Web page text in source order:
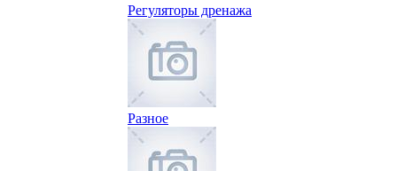
Регуляторы дренажа
Разное